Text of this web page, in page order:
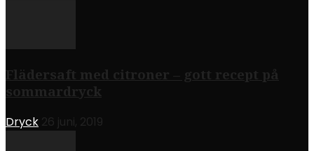
Flädersaft med citroner – gott recept på
sommardryck
Dryck 26 juni, 2019